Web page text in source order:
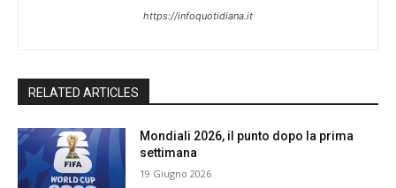
https://infoquotidiana.it
RELATED ARTICLES
Mondiali 2026, il punto dopo la prima
settimana
19 Giugno 2026